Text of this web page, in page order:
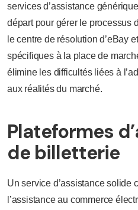
services d’assistance
départ pour gérer le processus
le centre de résolution d’eBay
spécifiques à la place de
élimine les difficultés liées à
aux réalités du marché.
Plateformes
de billetterie
Un service d’assistance solide
l’assistance au commerce